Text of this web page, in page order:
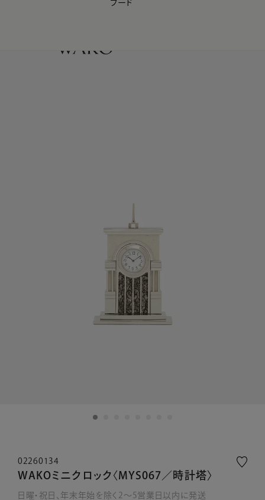
【会員様限定】夏のプレゼントキャンペーン開催中
フード
02260134
WAKOミニクロック〈MYS067／時計塔〉
日曜・祝日、年末年始を除く2～5営業日以内に発送